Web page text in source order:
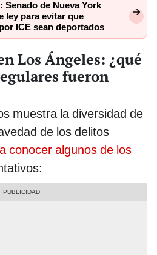
Senado de Nueva York
ley para evitar que
ICE sean deportados
Los Ángeles: ¿qué
fueron
muestra la diversidad de
de los delitos
conocer algunos de los